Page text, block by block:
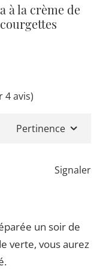
à la crème de
courgettes
4 avis)
Pertinence
Signaler
un soir de
verte, vous aurez